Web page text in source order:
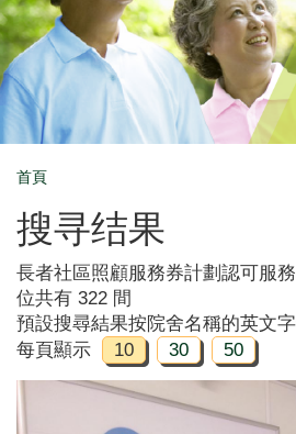
Breadcrumb
首頁
搜寻结果
長者社區照顧服務券計劃認可服
位共有 322 間
預設搜尋結果按院舍名稱的英文
每頁顯示
10 30 50